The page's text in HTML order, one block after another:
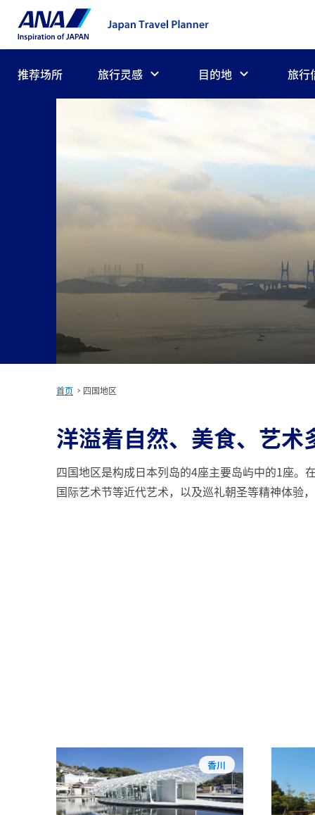
推荐场所 旅行灵感 目的地 旅行
首页 四国地区
洋溢着自然、美食、艺术
四国地区是构成日本列岛的4座主要岛屿中的1座。
国际艺术节等近代艺术，以及巡礼朝圣等精神体验
香川